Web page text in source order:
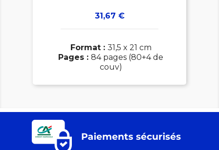
Prix
31,67 €
Format : 31,5 x 21 cm
Pages : 84 pages (80+4 de
couv)